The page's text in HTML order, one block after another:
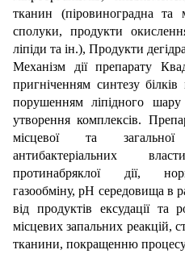
тканин (піровиноградна та
сполуки, продукти
ліпіди та ін.), Продукти
Механізм дії препарату
пригніченням синтезу
порушенням ліпідного шару
утворення комплексів.
місцевої та загальної
антибактеріальних
протинабряклої дії,
газообміну, рН середовища в
від продуктів ексудації
місцевих запальних реакцій,
тканини, покращенню процесу